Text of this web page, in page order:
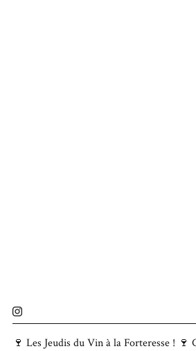
🍷 Les Jeudis du Vin à la Forteresse ! 🍷